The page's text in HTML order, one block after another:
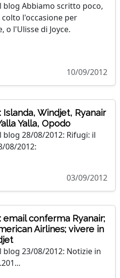
blog Abbiamo scritto poco,
l'occasione per
o l'Ulisse di Joyce.
10/09/2012
Windjet, Ryanair
Yalla, Opodo
28/08/2012: Rifugi: il
08/2012:
03/09/2012
email conferma Ryanair;
Airlines; vivere in
blog 23/08/2012: Notizie in